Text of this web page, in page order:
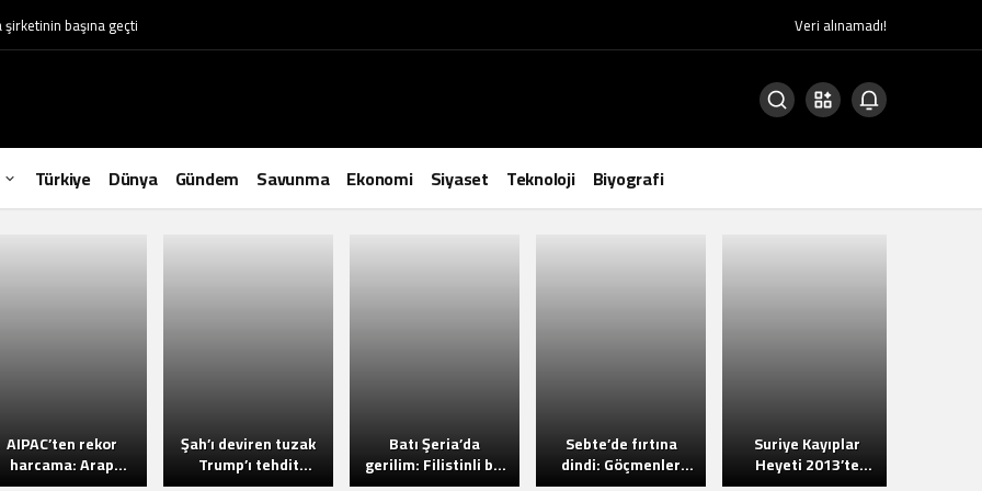
başına geçti Veri alınamadı!
Daily
Ummah
Türkiye Dünya Gündem Savunma Ekonomi Siyaset Teknoloji Biyografi
AIPAC’ten rekor
harcama: Arap
Şah’ı deviren tuzak
Trump’ı tehdit
Batı Şeria’da
gerilim: Filistinli bir
Sebte’de fırtına
dindi: Göçmenler
Suriye Kayıplar
Heyeti 2013’te